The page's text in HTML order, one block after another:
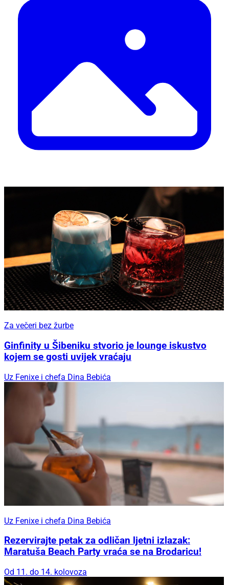
Za večeri bez žurbe
Ginfinity u Šibeniku stvorio je lounge iskustvo
kojem se gosti uvijek vraćaju
Uz Fenixe i chefa Dina Bebića
Uz Fenixe i chefa Dina Bebića
Rezervirajte petak za odličan ljetni izlazak:
Maratuša Beach Party vraća se na Brodaricu!
Od 11. do 14. kolovoza